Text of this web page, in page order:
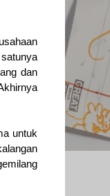
dan
untuk